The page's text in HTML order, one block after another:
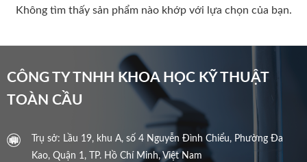
Không tìm thấy sản phẩm nào khớp với lựa chọn của bạn.
CÔNG TY TNHH KHOA HỌC KỸ THUẬT
TOÀN CẦU
Trụ sở: Lầu 19, khu A, số 4 Nguyễn Đình Chiểu, Phường Đa
Kao, Quận 1, TP. Hồ Chí Minh, Việt Nam